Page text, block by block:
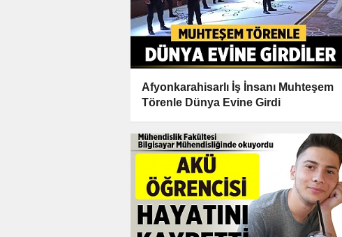
Afyonkarahisarlı İş İnsanı Muhteşem
Törenle Dünya Evine Girdi